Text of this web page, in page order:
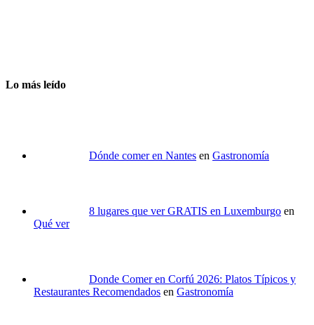
Lo más leído
Dónde comer en Nantes en Gastronomía
8 lugares que ver GRATIS en Luxemburgo en
Qué ver
Donde Comer en Corfú 2026: Platos Típicos y
Restaurantes Recomendados en Gastronomía